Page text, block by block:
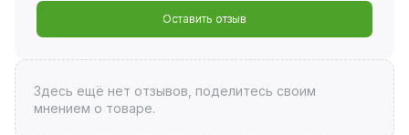
Оставить отзыв
Здесь ещё нет отзывов, поделитесь своим
мнением о товаре.